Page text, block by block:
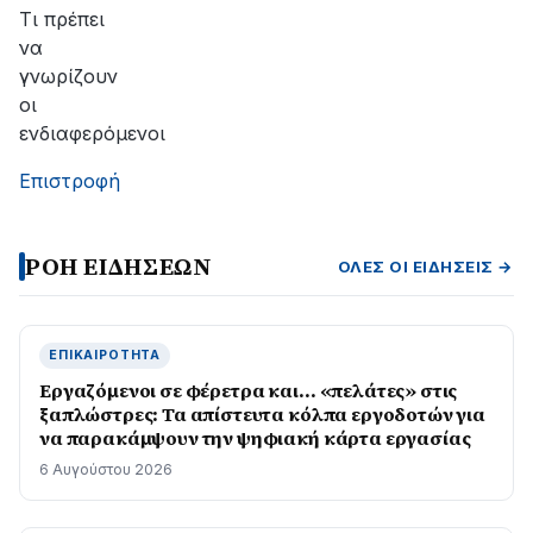
της
Τι πρέπει
να
γνωρίζουν
οι
ενδιαφερόμενοι
Επιστροφή
ΡΟΗ ΕΙΔΗΣΕΩΝ ΌΛΕΣ ΟΙ ΕΙΔΉΣΕΙΣ →
ΕΠΙΚΑΙΡΌΤΗΤΑ
Εργαζόμενοι σε φέρετρα και… «πελάτες» στις
ξαπλώστρες: Τα απίστευτα κόλπα εργοδοτών για
να παρακάμψουν την ψηφιακή κάρτα εργασίας
6 Αυγούστου 2026